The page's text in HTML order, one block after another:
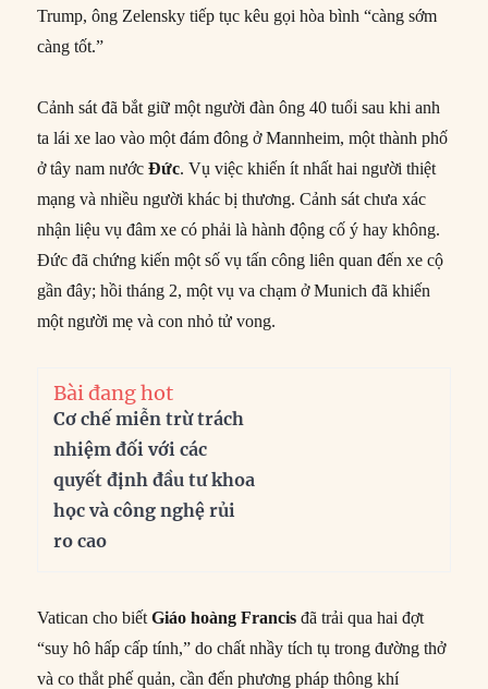
Trump, ông Zelensky tiếp tục kêu gọi hòa bình “càng sớm
càng tốt.”
Cảnh sát đã bắt giữ một người đàn ông 40 tuổi sau khi anh
ta lái xe lao vào một đám đông ở Mannheim, một thành phố
ở tây nam nướcĐức. Vụ việc khiến ít nhất hai người thiệt
mạng và nhiều người khác bị thương. Cảnh sát chưa xác
nhận liệu vụ đâm xe có phải là hành động cố ý hay không.
Đức đã chứng kiến một số vụ tấn công liên quan đến xe cộ
gần đây; hồi tháng 2, một vụ va chạm ở Munich đã khiến
một người mẹ và con nhỏ tử vong.
Bài đang hot
Cơ chế miễn trừ trách
nhiệm đối với các
quyết định đầu tư khoa
học và công nghệ rủi
ro cao
Vatican cho biếtGiáo hoàng Francis đã trải qua hai đợt
“suy hô hấp cấp tính,” do chất nhầy tích tụ trong đường thở
và co thắt phế quản, cần đến phương pháp thông khí